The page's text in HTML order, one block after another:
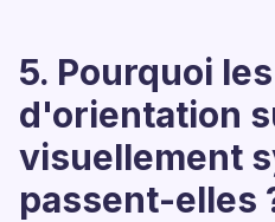
5. Pourquoi
d'orientation
visuellement
passent-elles